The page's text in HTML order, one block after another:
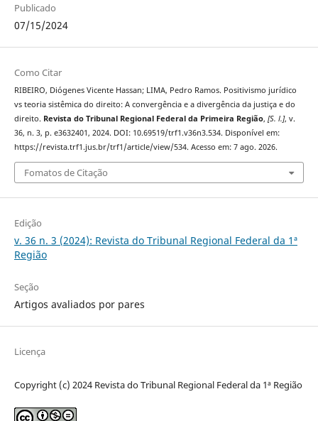
Publicado
07/15/2024
Como Citar
RIBEIRO, Diógenes Vicente Hassan; LIMA, Pedro Ramos. Positivismo jurídico
vs teoria sistêmica do direito: A convergência e a divergência da justiça e do
direito. Revista do Tribunal Regional Federal da Primeira Região, [S. l.], v.
36, n. 3, p. e3632401, 2024. DOI: 10.69519/trf1.v36n3.534. Disponível em:
https://revista.trf1.jus.br/trf1/article/view/534. Acesso em: 7 ago. 2026.
Fomatos de Citação
Edição
v. 36 n. 3 (2024): Revista do Tribunal Regional Federal da 1ª
Região
Seção
Artigos avaliados por pares
Licença
Copyright (c) 2024 Revista do Tribunal Regional Federal da 1ª Região